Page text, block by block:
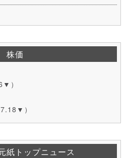
株価
）
）
紙トップニュース